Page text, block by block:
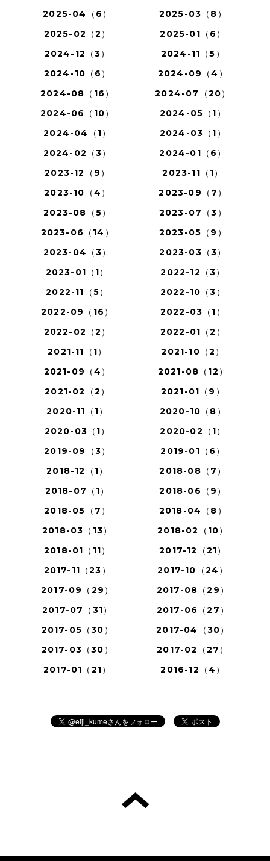
2025-04（6）
2025-03（8）
2025-02（2）
2025-01（6）
2024-12（3）
2024-11（5）
2024-10（6）
2024-09（4）
2024-08（16）
2024-07（20）
2024-06（10）
2024-05（1）
2024-04（1）
2024-03（1）
2024-02（3）
2024-01（6）
2023-12（9）
2023-11（1）
2023-10（4）
2023-09（7）
2023-08（5）
2023-07（3）
2023-06（14）
2023-05（9）
2023-04（3）
2023-03（3）
2023-01（1）
2022-12（3）
2022-11（5）
2022-10（3）
2022-09（16）
2022-03（1）
2022-02（2）
2022-01（2）
2021-11（1）
2021-10（2）
2021-09（4）
2021-08（12）
2021-02（2）
2021-01（9）
2020-11（1）
2020-10（8）
2020-03（1）
2020-02（1）
2019-09（3）
2019-01（6）
2018-12（1）
2018-08（7）
2018-07（1）
2018-06（9）
2018-05（7）
2018-04（8）
2018-03（13）
2018-02（10）
2018-01（11）
2017-12（21）
2017-11（23）
2017-10（24）
2017-09（29）
2017-08（29）
2017-07（31）
2017-06（27）
2017-05（30）
2017-04（30）
2017-03（30）
2017-02（27）
2017-01（21）
2016-12（4）